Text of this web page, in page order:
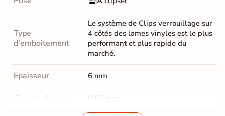
Type
d'emboitement
Le système de Clips verrouillage sur
4 côtés des lames vinyles est le plus
performant et plus rapide du
marché.
Epaisseur 6 mm
Couche d'usure 0,55 mm